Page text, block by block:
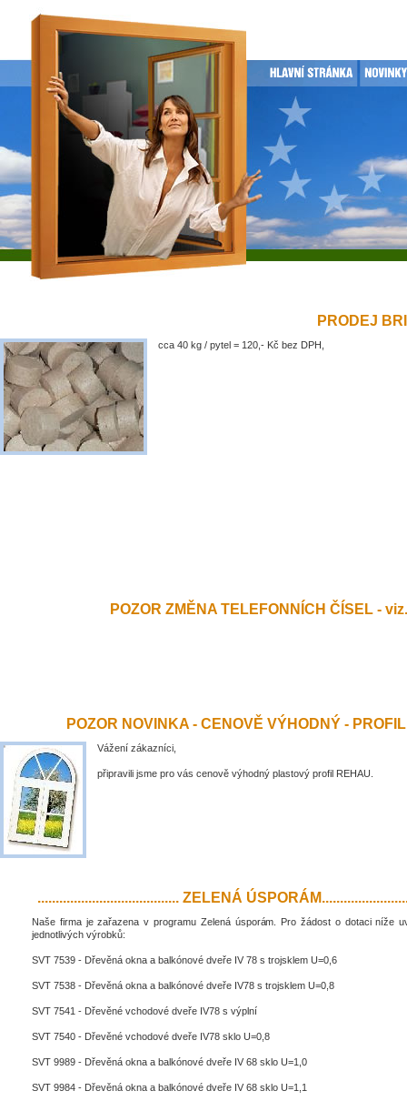
PRODEJ
cca 40 kg / pytel = 120,- Kč bez DPH,
POZOR ZMĚNA TELEFONNÍCH ČÍSEL -
POZOR NOVINKA - CENOVĚ VÝHODNÝ -
Vážení zákazníci,
připravili jsme pro vás cenově výhodný plastový profil REHAU.
....................................... ZELENÁ
Naše firma je zařazena v programu Zelená úsporám. Pro žádost o dotaci níže
jednotlivých výrobků:
SVT 7539 - Dřevěná okna a balkónové dveře IV 78 s trojsklem U=0,6
SVT 7538 - Dřevěná okna a balkónové dveře IV78 s trojsklem U=0,8
SVT 7541 - Dřevěné vchodové dveře IV78 s výplní
SVT 7540 - Dřevěné vchodové dveře IV78 sklo U=0,8
SVT 9989 - Dřevěná okna a balkónové dveře IV 68 sklo U=1,0
SVT 9984 - Dřevěná okna a balkónové dveře IV 68 sklo U=1,1